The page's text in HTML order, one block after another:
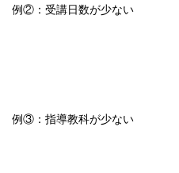
例②：受講日数が少ない
例③：指導教科が少ない